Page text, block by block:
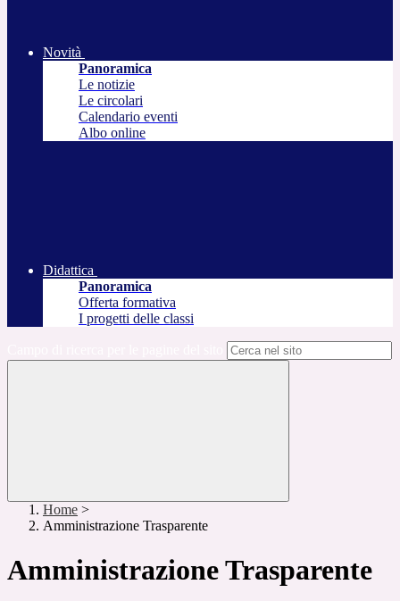
Novità
Panoramica
Le notizie
Le circolari
Calendario eventi
Albo online
Didattica
Panoramica
Offerta formativa
I progetti delle classi
Home >
Amministrazione Trasparente
Amministrazione Trasparente